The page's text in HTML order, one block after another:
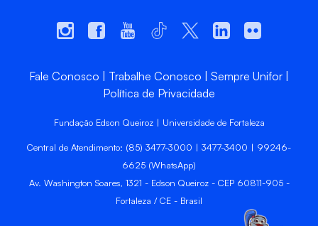
Fale Conosco Trabalhe Conosco
Sempre Unifor
Política de Privacidade
Fundação Edson Queiroz | Universidade de Fortaleza
Central de Atendimento: (85) 3477-3000 | 3477-3400 | 99246-
6625 (WhatsApp)
Av. Washington Soares, 1321 - Edson Queiroz - CEP 60811-905 -
Fortaleza / CE - Brasil